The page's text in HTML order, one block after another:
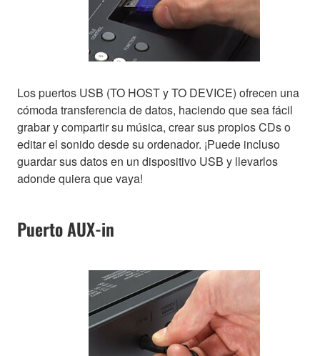
Los puertos USB (TO HOST y TO DEVICE) ofrecen una
cómoda transferencia de datos, haciendo que sea fácil
grabar y compartir su música, crear sus propios CDs o
editar el sonido desde su ordenador. ¡Puede incluso
guardar sus datos en un dispositivo USB y llevarlos
adonde quiera que vaya!
Puerto AUX-in